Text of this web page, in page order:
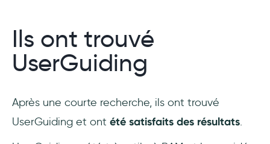
Ils ont trouvé
UserGuiding
Après une courte recherche, ils ont trouvé
UserGuiding et ont été satisfaits des résultats.